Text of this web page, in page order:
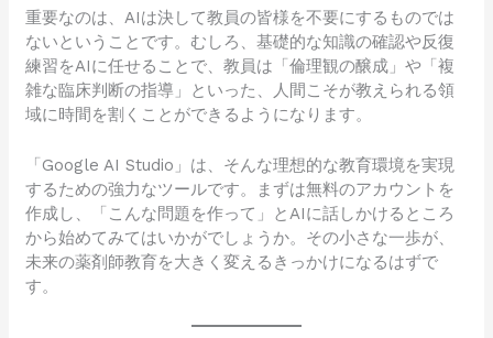
重要なのは、AIは決して教員の皆様を不要にするものでは
ないということです。むしろ、基礎的な知識の確認や反復
練習をAIに任せることで、教員は「倫理観の醸成」や「複
雑な臨床判断の指導」といった、人間こそが教えられる領
域に時間を割くことができるようになります。
「Google AI Studio」は、そんな理想的な教育環境を実現
するための強力なツールです。まずは無料のアカウントを
作成し、「こんな問題を作って」とAIに話しかけるところ
から始めてみてはいかがでしょうか。その小さな一歩が、
未来の薬剤師教育を大きく変えるきっかけになるはずで
す。